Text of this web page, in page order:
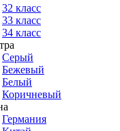
32 класс
33 класс
34 класс
Серый
Бежевый
Белый
Коричневый
Германия